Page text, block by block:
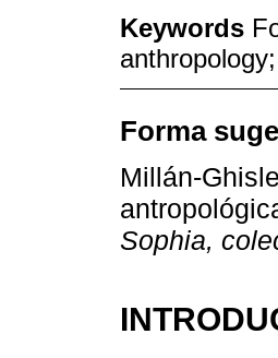
Keywords
Forma
Millán-
Sophia,